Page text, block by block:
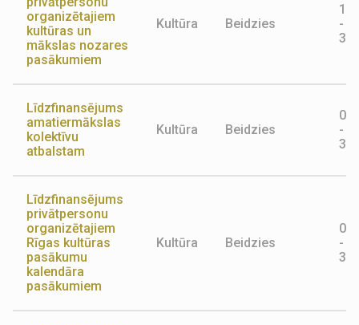
organizētajiem
kultūras un
mākslas nozares
pasākumiem
Kultūra Beidzies
-
Līdzfinansējums
amatiermākslas
kolektīvu
atbalstam
Kultūra Beidzies
-
Līdzfinansējums
privātpersonu
organizētajiem
Rīgas kultūras
pasākumu
kalendāra
pasākumiem
Kultūra Beidzies
-